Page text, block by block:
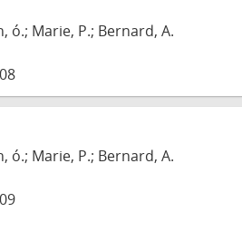
ó.; Marie, P.; Bernard, A.
ó.; Marie, P.; Bernard, A.